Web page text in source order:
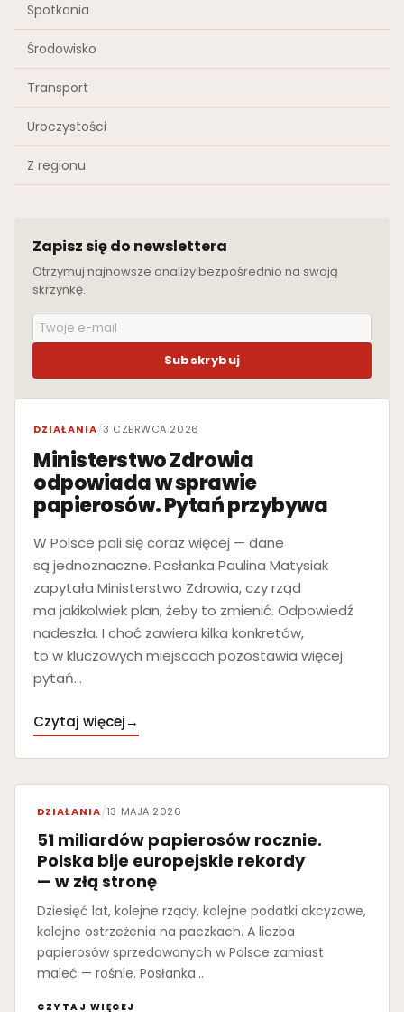
Spotkania
Środowisko
Transport
Uroczystości
Z regionu
Zapisz się do newslettera
Otrzymuj najnowsze analizy bezpośrednio na swoją
skrzynkę.
Subskrybuj
WYRÓŻNIONE
DZIAŁANIA/3 CZERWCA 2026
Ministerstwo Zdrowia
odpowiada w sprawie
papierosów. Pytań przybywa
W Polsce pali się coraz więcej — dane
są jednoznaczne. Posłanka Paulina Matysiak
zapytała Ministerstwo Zdrowia, czy rząd
ma jakikolwiek plan, żeby to zmienić. Odpowiedź
nadeszła. I choć zawiera kilka konkretów,
to w kluczowych miejscach pozostawia więcej
pytań…
Czytaj więcej→
DZIAŁANIA/13 MAJA 2026
51 miliardów papierosów rocznie.
Polska bije europejskie rekordy
— w złą stronę
Dziesięć lat, kolejne rządy, kolejne podatki akcyzowe,
kolejne ostrzeżenia na paczkach. A liczba
papierosów sprzedawanych w Polsce zamiast
maleć — rośnie. Posłanka…
CZYTAJ WIĘCEJ